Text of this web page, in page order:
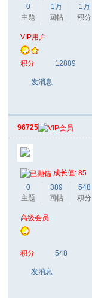
0
主题
1万
回帖
1万
积分
VIP用户
积分 12889
发消息
96725
成长值: 85
0
主题
389
回帖
548
积分
高级会员
积分 548
发消息